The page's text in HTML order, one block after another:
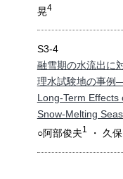
晃4
S3-4
融雪期の水流出に
理水試験地の事例
Long-Term
Snow-Melting
○阿部俊夫1 ・ 久